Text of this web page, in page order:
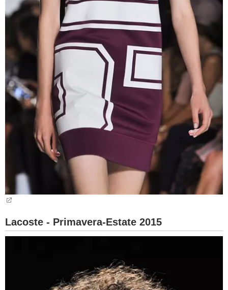
Lacoste - Primavera-Estate 2015